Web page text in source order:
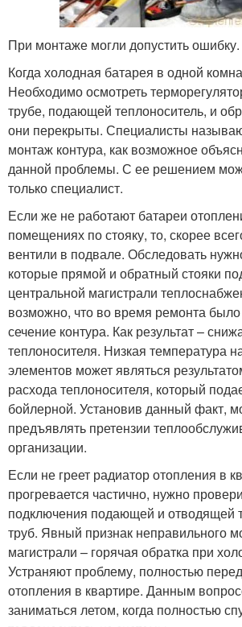
При монтаже могли допустить ошибку.
Когда холодная батарея в одной
Необходимо осмотреть
трубе, подающей теплоноситель, и
они перекрыты. Специалисты
монтаж контура, как возможное
данной проблемы. С ее решением
только специалист.
Если же не работают батареи
помещениях по стояку, то, скорее
вентили в подвале. Обследовать
которые прямой и обратный стояки
центральной магистрали
возможно, что во время ремонта
сечение контура. Как результат –
теплоносителя. Низкая температура
элементов может являться
расхода теплоносителя, который
бойлерной. Установив данный факт,
предъявлять претензии
организации.
Если не греет радиатор отопления в
прогревается частично, нужно
подключения подающей и отводящей
труб. Явный признак неправильного
магистрали – горячая обратка при
Устраняют проблему, полностью
отопления в квартире. Данным
заниматься летом, когда полностью